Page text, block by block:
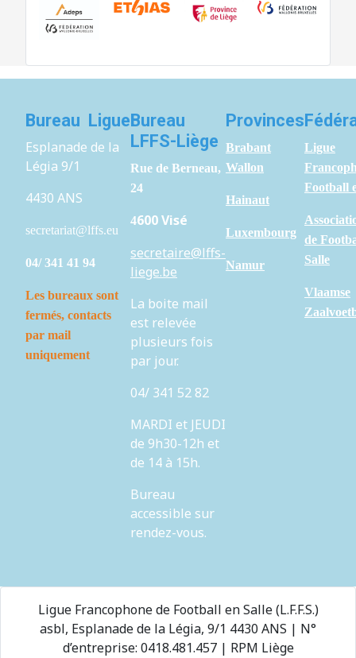
Bureau Ligue
Esplanade de la
Légia 9/1
4430 ANS
secretariat@lffs.eu
04/ 341 41 94
Les bureaux sont
fermés, contacts
par mail
uniquement
Bureau
LFFS-Liège
Rue de Berneau,
24
4600 Visé
secretaire@lffs-
liege.be
La boite mail
est relevée
plusieurs fois
par jour.
04/ 341 52 82
MARDI et JEUDI
de 9h30-12h et
de 14 à 15h.
Bureau
accessible sur
rendez-vous.
Provinces
Brabant
Wallon
Hainaut
Luxembourg
Namur
Ligue
Football
de
Salle
Vlaamse
Ligue Francophone de Football en Salle (L.F.F.S.)
asbl, Esplanade de la Légia, 9/1 4430 ANS | N°
d’entreprise: 0418.481.457 | RPM Liège